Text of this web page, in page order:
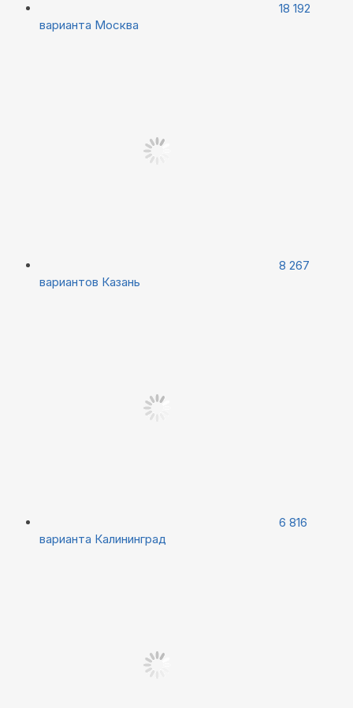
18 192
варианта Москва
8 267
вариантов Казань
6 816
варианта Калининград